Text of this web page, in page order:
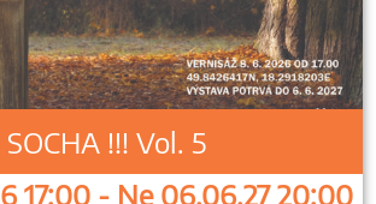
SOCHA !!! Vol. 5
17:00 - Ne 06.06.27 20:00